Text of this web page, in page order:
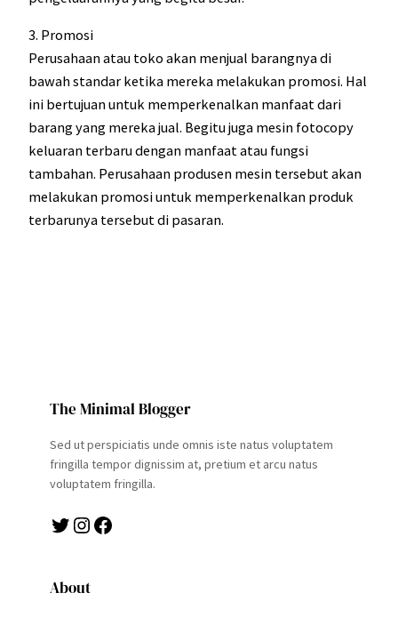
3. Promosi
Perusahaan atau toko akan menjual barangnya di
bawah standar ketika mereka melakukan promosi. Hal
ini bertujuan untuk memperkenalkan manfaat dari
barang yang mereka jual. Begitu juga mesin fotocopy
keluaran terbaru dengan manfaat atau fungsi
tambahan. Perusahaan produsen mesin tersebut akan
melakukan promosi untuk memperkenalkan produk
terbarunya tersebut di pasaran.
The Minimal Blogger
Sed ut perspiciatis unde omnis iste natus voluptatem
fringilla tempor dignissim at, pretium et arcu natus
voluptatem fringilla.
Twitter Instagram Facebook
About